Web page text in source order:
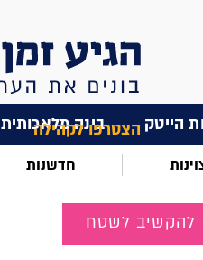
הצטרפו לקהילה הייטק בינה מלאכותית
חדשנות
להקשיב לשטח